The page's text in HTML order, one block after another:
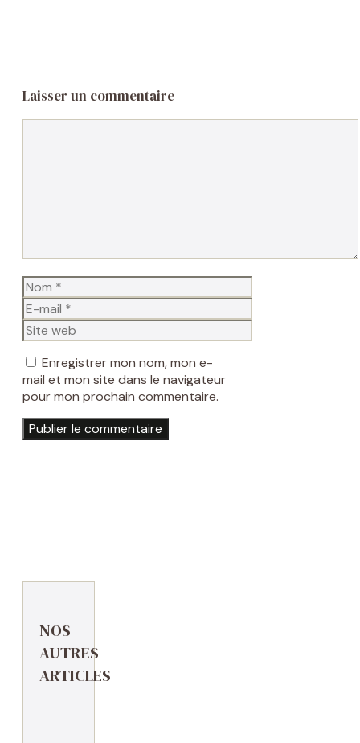
Laisser un commentaire
Nom
E-
mail
Site
web
Enregistrer mon nom, mon e-
mail et mon site dans le navigateur
pour mon prochain commentaire.
NOS
AUTRES
ARTICLES